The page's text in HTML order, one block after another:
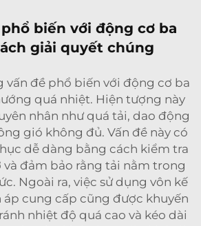
biến với động cơ ba
giải quyết chúng
vấn đề phổ biến với động cơ ba
quá nhiệt. Hiện tượng này
nhân như quá tải, dao động
gió không đủ. Vấn đề này có
dễ dàng bằng cách kiểm tra
đảm bảo rằng tải nằm trong
Ngoài ra, việc sử dụng vôn kế
cung cấp cũng được khuyến
nhiệt độ quá cao và kéo dài